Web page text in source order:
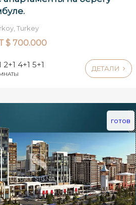
Turkey
$ 700.000
2+1 4+1 5+1 ДЕТАЛИ
готов